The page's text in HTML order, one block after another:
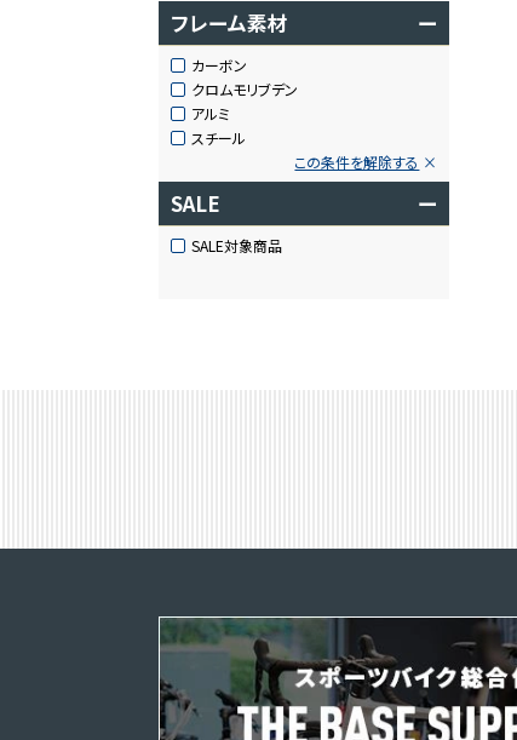
フレーム素材 ー
カーボン
クロムモリブデン
アルミ
スチール
この条件を解除する
SALE ー
SALE対象商品